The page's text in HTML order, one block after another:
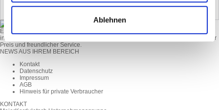
Ablehnen
Egal ob Sie sich für Wärme, Kraftstoffe, Tankstellen oder Schmierstoffe
interessieren, MaierKorduletsch ist Ihr Partner in Sachen beste Qualität, attraktiver
Preis und freundlicher Service.
NEWS AUS IHREM BEREICH
Kontakt
Datenschutz
Impressum
AGB
Hinweis für private Verbraucher
KONTAKT